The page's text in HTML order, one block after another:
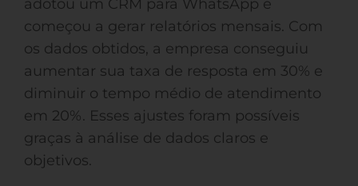
adotou um CRM para WhatsApp e
começou a gerar relatórios mensais. Com
os dados obtidos, a empresa conseguiu
aumentar sua taxa de resposta em 30% e
diminuir o tempo médio de atendimento
em 20%. Esses ajustes foram possíveis
graças à análise de dados claros e
objetivos.